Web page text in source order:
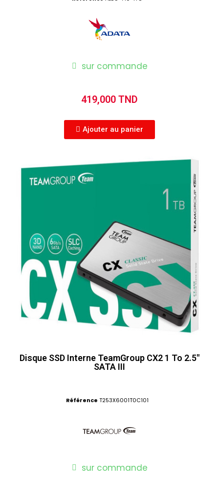
sur commande
419,000 TND
Ajouter au panier
Disque SSD Interne TeamGroup CX2 1 To 2.5"
SATA III
Référence T253X6001T0C101
sur commande